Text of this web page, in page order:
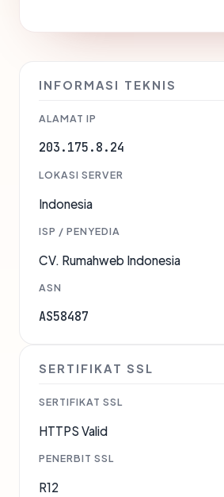
INFORMASI TEKNIS
ALAMAT IP
203.175.8.24
LOKASI SERVER
Indonesia
ISP / PENYEDIA
CV. Rumahweb Indonesia
ASN
AS58487
SERTIFIKAT SSL
SERTIFIKAT SSL
HTTPS Valid
PENERBIT SSL
R12